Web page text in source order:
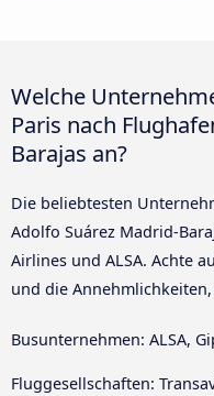
Welche
Paris nach
Barajas an?
Die beliebtesten
Adolfo Suárez Madrid-
Airlines und ALSA. Achte
und die
Busunternehmen: ALSA,
Fluggesellschaften: